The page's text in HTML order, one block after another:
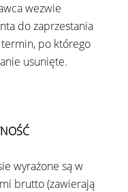
wezwie
do zaprzestania
po którego
usunięte.
wyrażone są w
brutto (zawierają